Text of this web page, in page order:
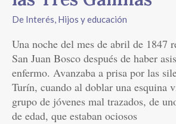
De Interés, Hijos y educación
Una noche del mes de abril de 1847
San Juan Bosco después de haber
enfermo. Avanzaba a prisa por las
Turín, cuando al doblar una esquina
grupo de jóvenes mal trazados, de
de edad, que estaban ociosos